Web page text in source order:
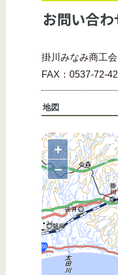
お問い合わ
掛川みなみ商工
FAX：0537-72-
地図
+
−